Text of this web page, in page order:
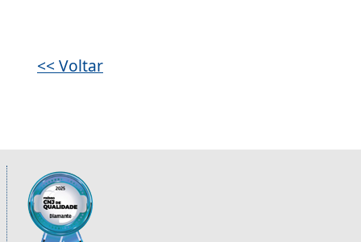
<< Voltar
Informações úteis sobre os órgãos da 2ª
Imagem